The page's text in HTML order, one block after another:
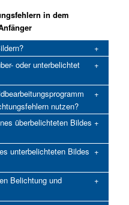
in dem
oder unterbelichtet
nutzen?
überbelichteten Bildes
unterbelichteten Bildes
Belichtung und